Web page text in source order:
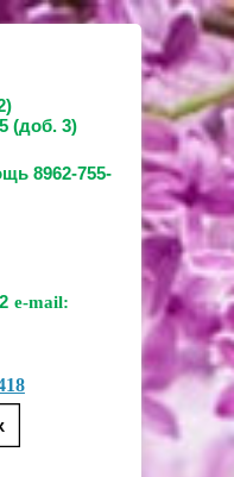
(доб. 3)
8962-755-
e-mail: